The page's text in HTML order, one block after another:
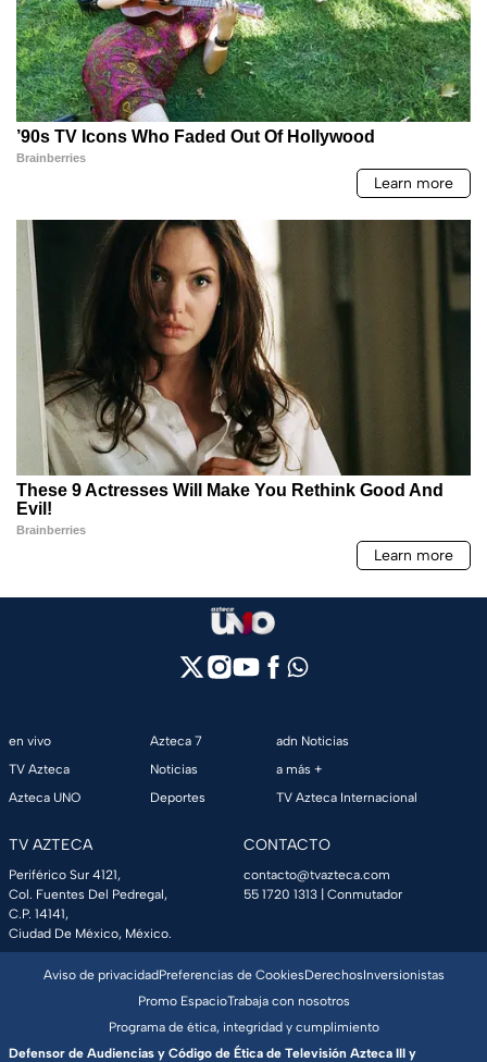
en vivo
TV Azteca
Azteca UNO
Azteca 7
Noticias
Deportes
adn Noticias
a más +
TV Azteca Internacional
TV AZTECA
Periférico Sur 4121,
Col. Fuentes Del Pedregal,
C.P. 14141,
Ciudad De México, México.
CONTACTO
contacto@tvazteca.com
55 1720 1313 | Conmutador
Aviso de privacidadPreferencias de CookiesDerechosInversionistas
Promo EspacioTrabaja con nosotros
Programa de ética, integridad y cumplimiento
Defensor de Audiencias y Código de Ética de Televisión Azteca III y